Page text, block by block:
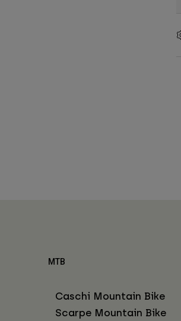
MTB
Caschi Mountain Bike
Scarpe Mountain Bike